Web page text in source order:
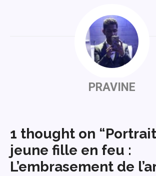
PRAVINE
1 thought on
jeune fille en feu :
L’embrasement de